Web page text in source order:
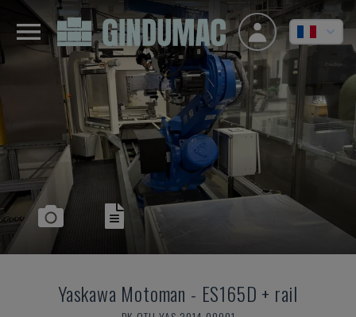
Yaskawa Motoman - ES165D + rail